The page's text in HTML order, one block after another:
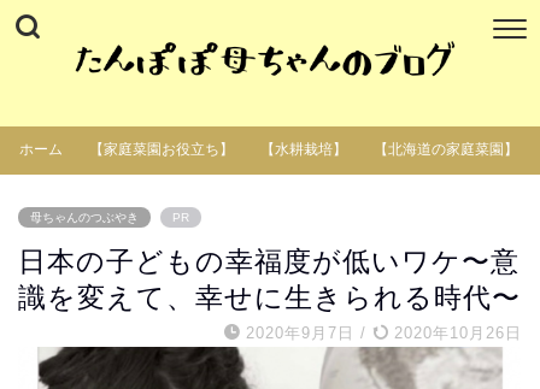
ホーム 【家庭菜園お役立ち】 【水耕栽培】 【北海道の家庭菜園】
母ちゃんのつぶやき PR
日本の子どもの幸福度が低いワケ〜意
識を変えて、幸せに生きられる時代〜
2020年9月7日 / 2020年10月26日